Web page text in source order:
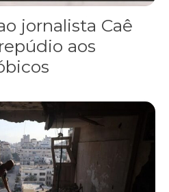
jornalista Caê
aos
o Conselho da Paz